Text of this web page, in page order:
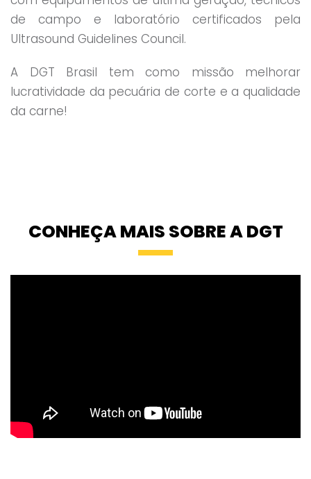
de campo e laboratório certificados pela
Ultrasound Guidelines Council.
A DGT Brasil tem como missão melhorar
lucratividade da pecuária de corte e a qualidade
da carne!
CONHEÇA MAIS SOBRE A DGT